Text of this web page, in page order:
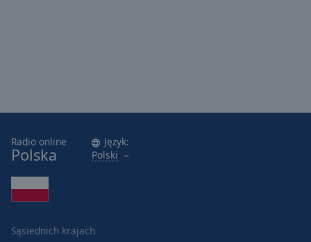
Radio online
Polska
Język:
Polski
Sąsiednich krajach